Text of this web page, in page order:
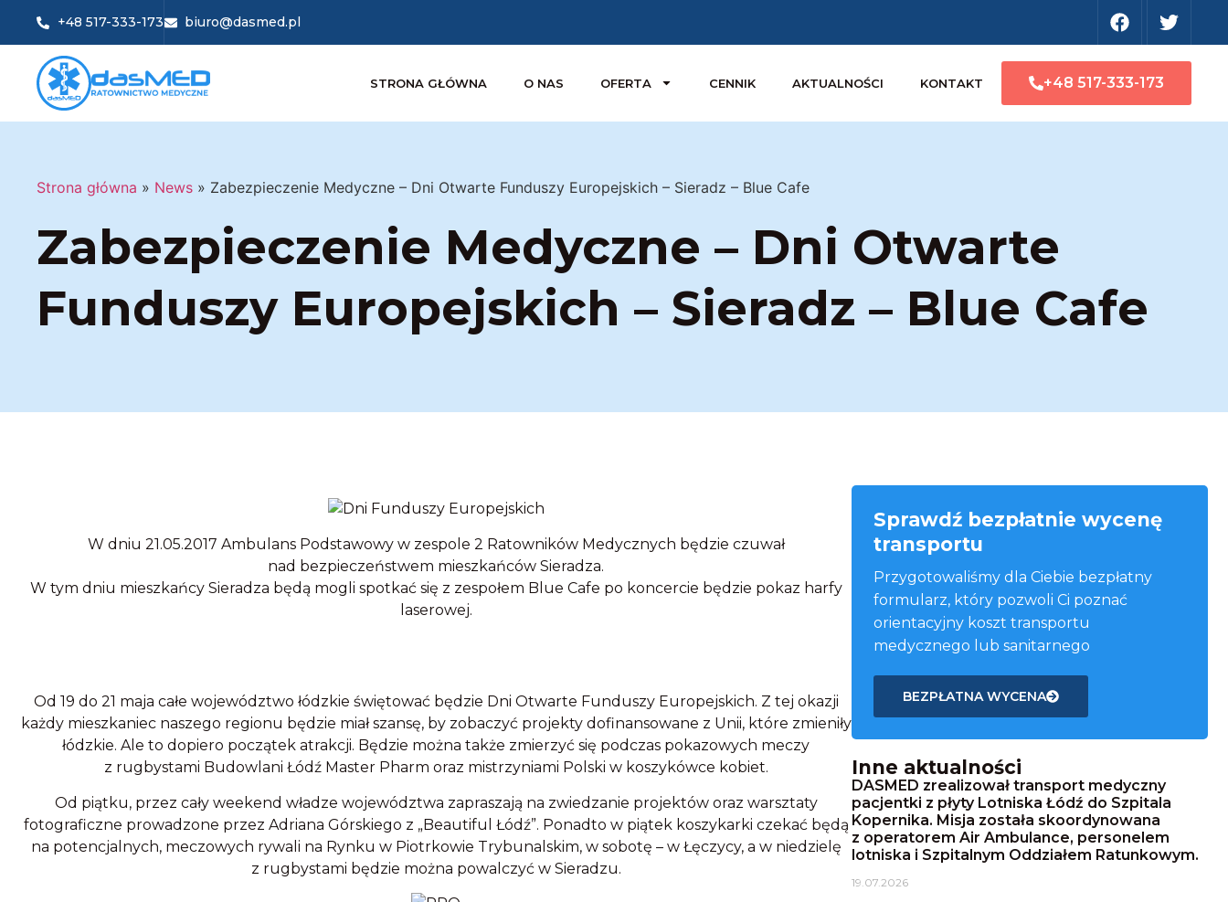
+48 517-333-173 biuro@dasmed.pl
STRONA GŁÓWNA O NAS OFERTA CENNIK AKTUALNOŚCI KONTAKT +48 517-333-173
Strona główna » News » Zabezpieczenie Medyczne – Dni Otwarte Funduszy Europejskich – Sieradz – Blue Cafe
Zabezpieczenie Medyczne – Dni Otwarte
Funduszy Europejskich – Sieradz – Blue Cafe
W dniu 21.05.2017 Ambulans Podstawowy w zespole 2 Ratowników Medycznych będzie czuwał
nad bezpieczeństwem mieszkańców Sieradza.
W tym dniu mieszkańcy Sieradza będą mogli spotkać się z zespołem Blue Cafe po koncercie będzie pokaz harfy
laserowej.
Od 19 do 21 maja całe województwo łódzkie świętować będzie Dni Otwarte Funduszy Europejskich. Z tej okazji
każdy mieszkaniec naszego regionu będzie miał szansę, by zobaczyć projekty dofinansowane z Unii, które zmieniły
łódzkie. Ale to dopiero początek atrakcji. Będzie można także zmierzyć się podczas pokazowych meczy
z rugbystami Budowlani Łódź Master Pharm oraz mistrzyniami Polski w koszykówce kobiet.
Od piątku, przez cały weekend władze województwa zapraszają na zwiedzanie projektów oraz warsztaty
fotograficzne prowadzone przez Adriana Górskiego z „Beautiful Łódź”. Ponadto w piątek koszykarki czekać będą
na potencjalnych, meczowych rywali na Rynku w Piotrkowie Trybunalskim, w sobotę – w Łęczycy, a w niedzielę
z rugbystami będzie można powalczyć w Sieradzu.
Sprawdź bezpłatnie wycenę
transportu
Przygotowaliśmy dla Ciebie bezpłatny
formularz, który pozwoli Ci poznać
orientacyjny koszt transportu
medycznego lub sanitarnego
BEZPŁATNA WYCENA
Inne aktualności
DASMED zrealizował transport medyczny
pacjentki z płyty Lotniska Łódź do Szpitala
Kopernika. Misja została skoordynowana
z operatorem Air Ambulance, personelem
lotniska i Szpitalnym Oddziałem Ratunkowym.
19.07.2026